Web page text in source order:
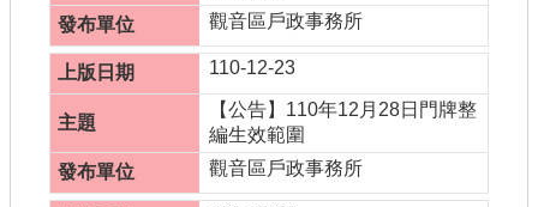
English
桃園市政府
隱私權政策
網站安全政策
觀音區戶政事務所
110-12-23
【公告】110年12月28日門牌整
編生效範圍
觀音區戶政事務所